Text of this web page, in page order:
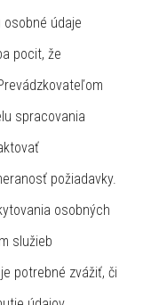
údaje
pocit, že
spracovania
požiadavky.
osobných
služieb
potrebné zvážiť, či